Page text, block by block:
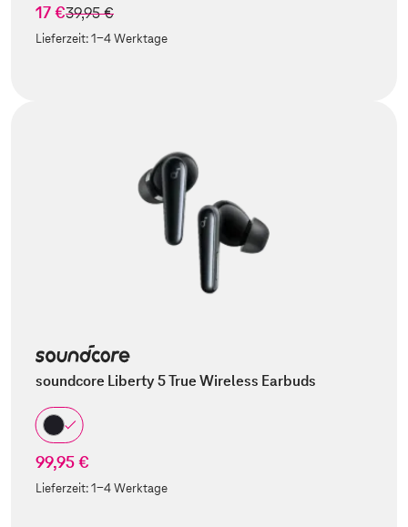
17 €statt
39,95 €
Lieferzeit:1-4 Werktage
soundcore Liberty 5 True Wireless Earbuds
99,95 €
Lieferzeit:1-4 Werktage